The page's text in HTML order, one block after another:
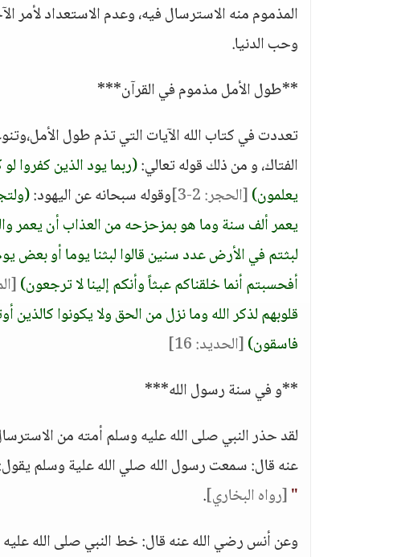
المذموم منه الاسترسال فيه، وعدم الاستعداد لأمر
وحب الدنيا.
**طول الأمل مذموم في القرآن***
تعددت في كتاب الله الآيات التي تذم طول
الفتاك، و من ذلك قوله تعالي:(ربما يود الذين كفروا
يعلمون)[الحجر: 2-3] وقوله سبحانه عن اليهود:
يعمر ألف سنة وما هو بمزحزحه من العذاب أن يعمر
لبثتم في الأرض عدد سنين قالوا لبثنا يوما أو بعض
أفحسبتم أنما خلقناكم عبثاً وأنكم إلينا لا ترجعون)
قلوبهم لذكر الله وما نزل من الحق ولا يكونوا
فاسقون)[الحديد: 16]
**و في سنة رسول الله***
لقد حذر النبي صلى الله عليه وسلم أمته من
عنه قال: سمعت رسول الله صلي الله علية وسلم
"[رواه البخاري].
وعن أنس رضي الله عنه قال: خط النبي صلى الله